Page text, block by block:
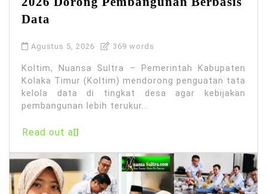
Data
Agustus 5, 2026 369 words
Koltim, Nuansa Sultra – Pemerintah Kabupaten
Kolaka Timur (Koltim) mendorong penguatan tata
kelola data di tingkat desa agar kebijakan
pembangunan lebih terukur...
Read out all